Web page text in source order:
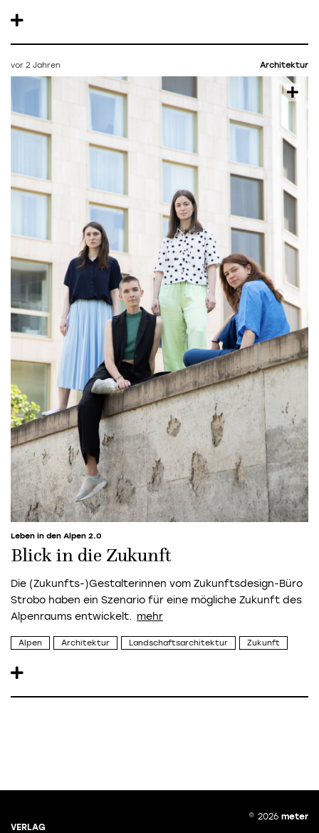
vor 2 Jahren Architektur
Leben in den Alpen 2.0
Blick in die Zukunft
Die (Zukunfts-)Gestalterinnen vom Zukunftsdesign-Büro
Strobo haben ein Szenario für eine mögliche Zukunft des
Alpenraums entwickelt.
Alpen Architektur Landschaftsarchitektur Zukunft
VERLAG
© 2026 meter